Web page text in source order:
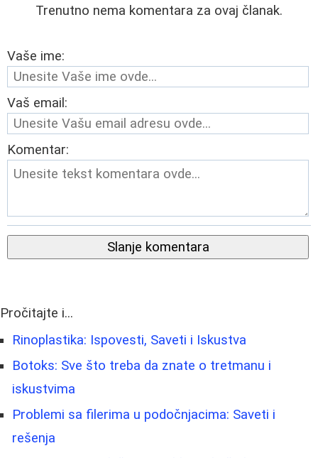
Trenutno nema komentara za ovaj članak.
Vaše ime:
Vaš email:
Komentar:
Slanje komentara
Pročitajte i...
Rinoplastika: Ispovesti, Saveti i Iskustva
Botoks: Sve što treba da znate o tretmanu i
iskustvima
Problemi sa filerima u podočnjacima: Saveti i
rešenja